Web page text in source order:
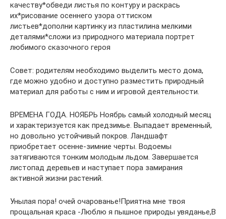
качеству*обведи листья по контуру и раскрась
их*рисование осеннего узора оттиском
листьев*дополни картинку из пластилина мелкими
деталями*сложи из природного материала портрет
любимого сказочного героя
Совет: родителям необходимо выделить место дома,
где можно удобно и доступно разместить природный
материал для работы с ним и игровой деятельности.
ВРЕМЕНА ГОДА. НОЯБРЬ Ноябрь самый холодный месяц
и характеризуется как предзимье. Выпадает временный,
но довольно устойчивый покров. Ландшафт
приобретает осенне-зимние черты. Водоемы
затягиваются тонким молодым льдом. Завершается
листопад деревьев и наступает пора замирания
активной жизни растений.
Унылая пора! очей очарованье!Приятна мне твоя
прощальная краса -Люблю я пышное природы увяданье,В